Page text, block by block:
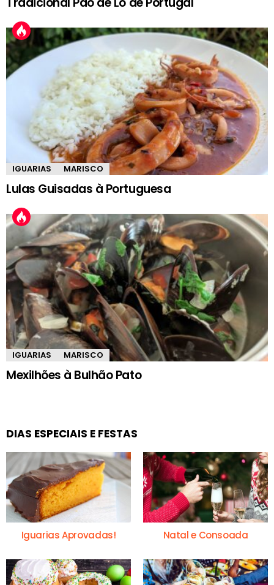
IGUARIAS MARISCO
Lulas Guisadas à Portuguesa
IGUARIAS MARISCO
Mexilhões à Bulhão Pato
DIAS ESPECIAIS E FESTAS
Iguarias Aprovadas! Natal e Consoada